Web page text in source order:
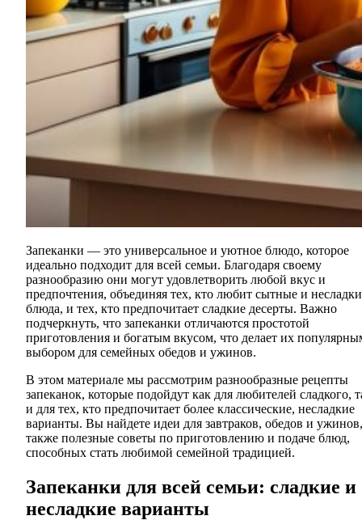
Запеканки — это универсальное и уютное блюдо, которое
идеально подходит для всей семьи. Благодаря своему
разнообразию они могут удовлетворить любой вкус и
предпочтения, объединяя тех, кто любит сытные и
блюда, и тех, кто предпочитает сладкие десерты. Важно
подчеркнуть, что запеканки отличаются простотой
приготовления и богатым вкусом, что делает их
выбором для семейных обедов и ужинов.
В этом материале мы рассмотрим разнообразные рецепты
запеканок, которые подойдут как для любителей сладкого,
и для тех, кто предпочитает более классические, несладкие
варианты. Вы найдете идеи для завтраков, обедов и
также полезные советы по приготовлению и подаче блюд,
способных стать любимой семейной традицией.
Запеканки для всей семьи: сладкие и
несладкие варианты